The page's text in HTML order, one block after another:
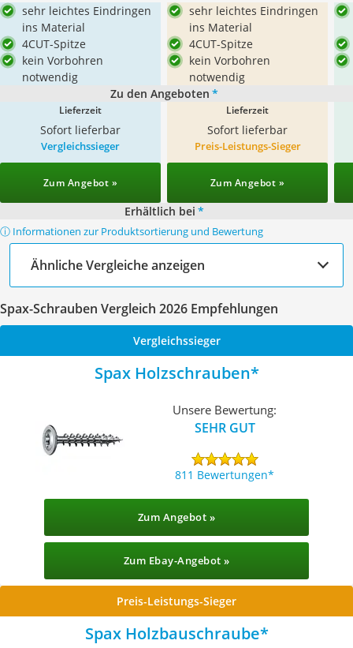
sehr leichtes Eindringen
ins Material
4CUT-Spitze
kein Vorbohren
notwendig
sehr leichtes Eindringen
ins Material
4CUT-Spitze
kein Vorbohren
notwendig
Zu den Angeboten *
Lieferzeit
Sofort lieferbar
Lieferzeit
Sofort lieferbar
Vergleichssieger
Zum Angebot »
Preis-Leistungs-Sieger
Zum Angebot »
Erhältlich bei *
ⓘ Informationen zur Produktsortierung und Bewertung
Ähnliche Vergleiche anzeigen
Spax-Schrauben Vergleich 2026 Empfehlungen
Vergleichssieger
Spax Holzschrauben
Unsere Bewertung:
SEHR GUT
811 Bewertungen
Zum Angebot »
Zum Ebay-Angebot »
Preis-Leistungs-Sieger
Spax Holzbauschraube